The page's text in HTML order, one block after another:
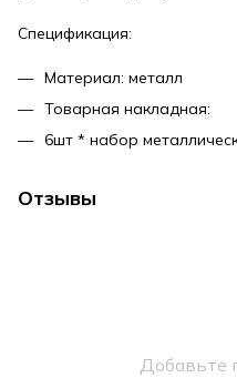
Спецификация:
Материал: металл
Товарная накладная:
6шт * набор
Отзывы
Добавьте